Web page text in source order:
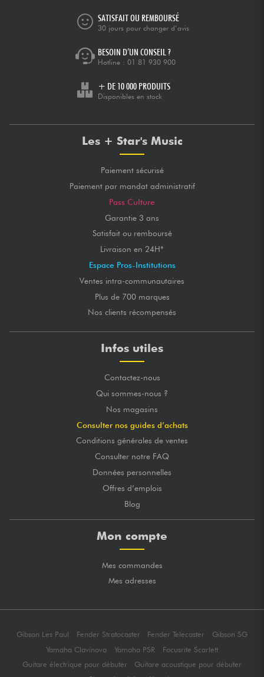
SATISFAIT OU REMBOURSÉ
30 jours pour changer d’avis
BESOIN D’UN CONSEIL ?
Hotline : 01 81 930 900
+ DE 10 000 PRODUITS
Disponibles en stock
Les + Star's Music
Paiement sécurisé
Paiement par mandat administratif
Pass Culture
Garantie 3 ans
Satisfait ou remboursé
Livraison en 24H*
Espace Pros-Institutions
Ventes intra-communautaires
Plus de 700 marques
Nos clients récompensés
Infos utiles
Contactez-nous
Qui sommes-nous ?
Nos magasins
Consulter nos guides d’achats
Conditions générales de ventes
Consulter notre FAQ
Données personnelles
Offres d’emplois
Blog
Mon compte
Mes commandes
Mes adresses
Gibson Les Paul Fender Stratocaster Fender Telecaster
Gibson SG
Yamaha Clavinova
Yamaha PSR
Focusrite Scarlett
Guitare électrique pour débuter
Guitare acoustique pour débuter